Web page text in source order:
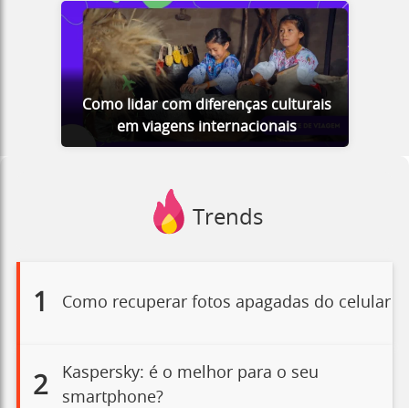
Como lidar com diferenças culturais
em viagens internacionais
Trends
1 Como recuperar fotos apagadas do celular
2
Kaspersky: é o melhor para o seu
smartphone?